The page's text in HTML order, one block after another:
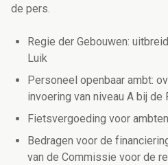
de pers.
Regie der Gebouwen:
Luik
Personeel openbaar ambt:
invoering van niveau A bij de
Fietsvergoeding voor
Bedragen voor de
van de Commissie voor de